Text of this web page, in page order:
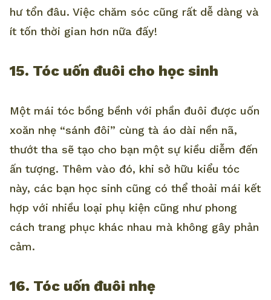
hư tổn đâu. Việc chăm sóc cũng rất dễ dàng và
ít tốn thời gian hơn nữa đấy!
15. Tóc uốn đuôi cho học sinh
Một mái tóc bồng bềnh với phần đuôi được uốn
xoăn nhẹ “sánh đôi” cùng tà áo dài nền nã,
thướt tha sẽ tạo cho bạn một sự kiều diễm đến
ấn tượng. Thêm vào đó, khi sở hữu kiểu tóc
này, các bạn học sinh cũng có thể thoải mái kết
hợp với nhiều loại phụ kiện cũng như phong
cách trang phục khác nhau mà không gây phản
cảm.
16. Tóc uốn đuôi nhẹ